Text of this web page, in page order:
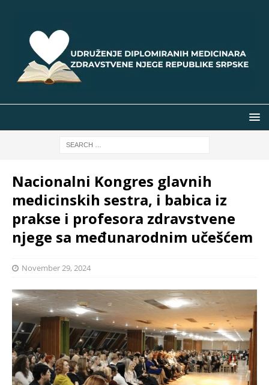
Nacionalni Kongres glavnih
medicinskih sestra, i babica iz
prakse i profesora zdravstvene
njege sa međunarodnim učešćem
November 29, 2024